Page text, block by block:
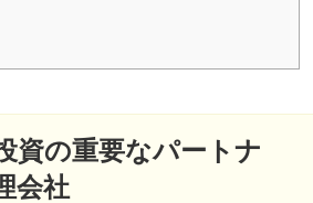
資の重要なパートナ
会社